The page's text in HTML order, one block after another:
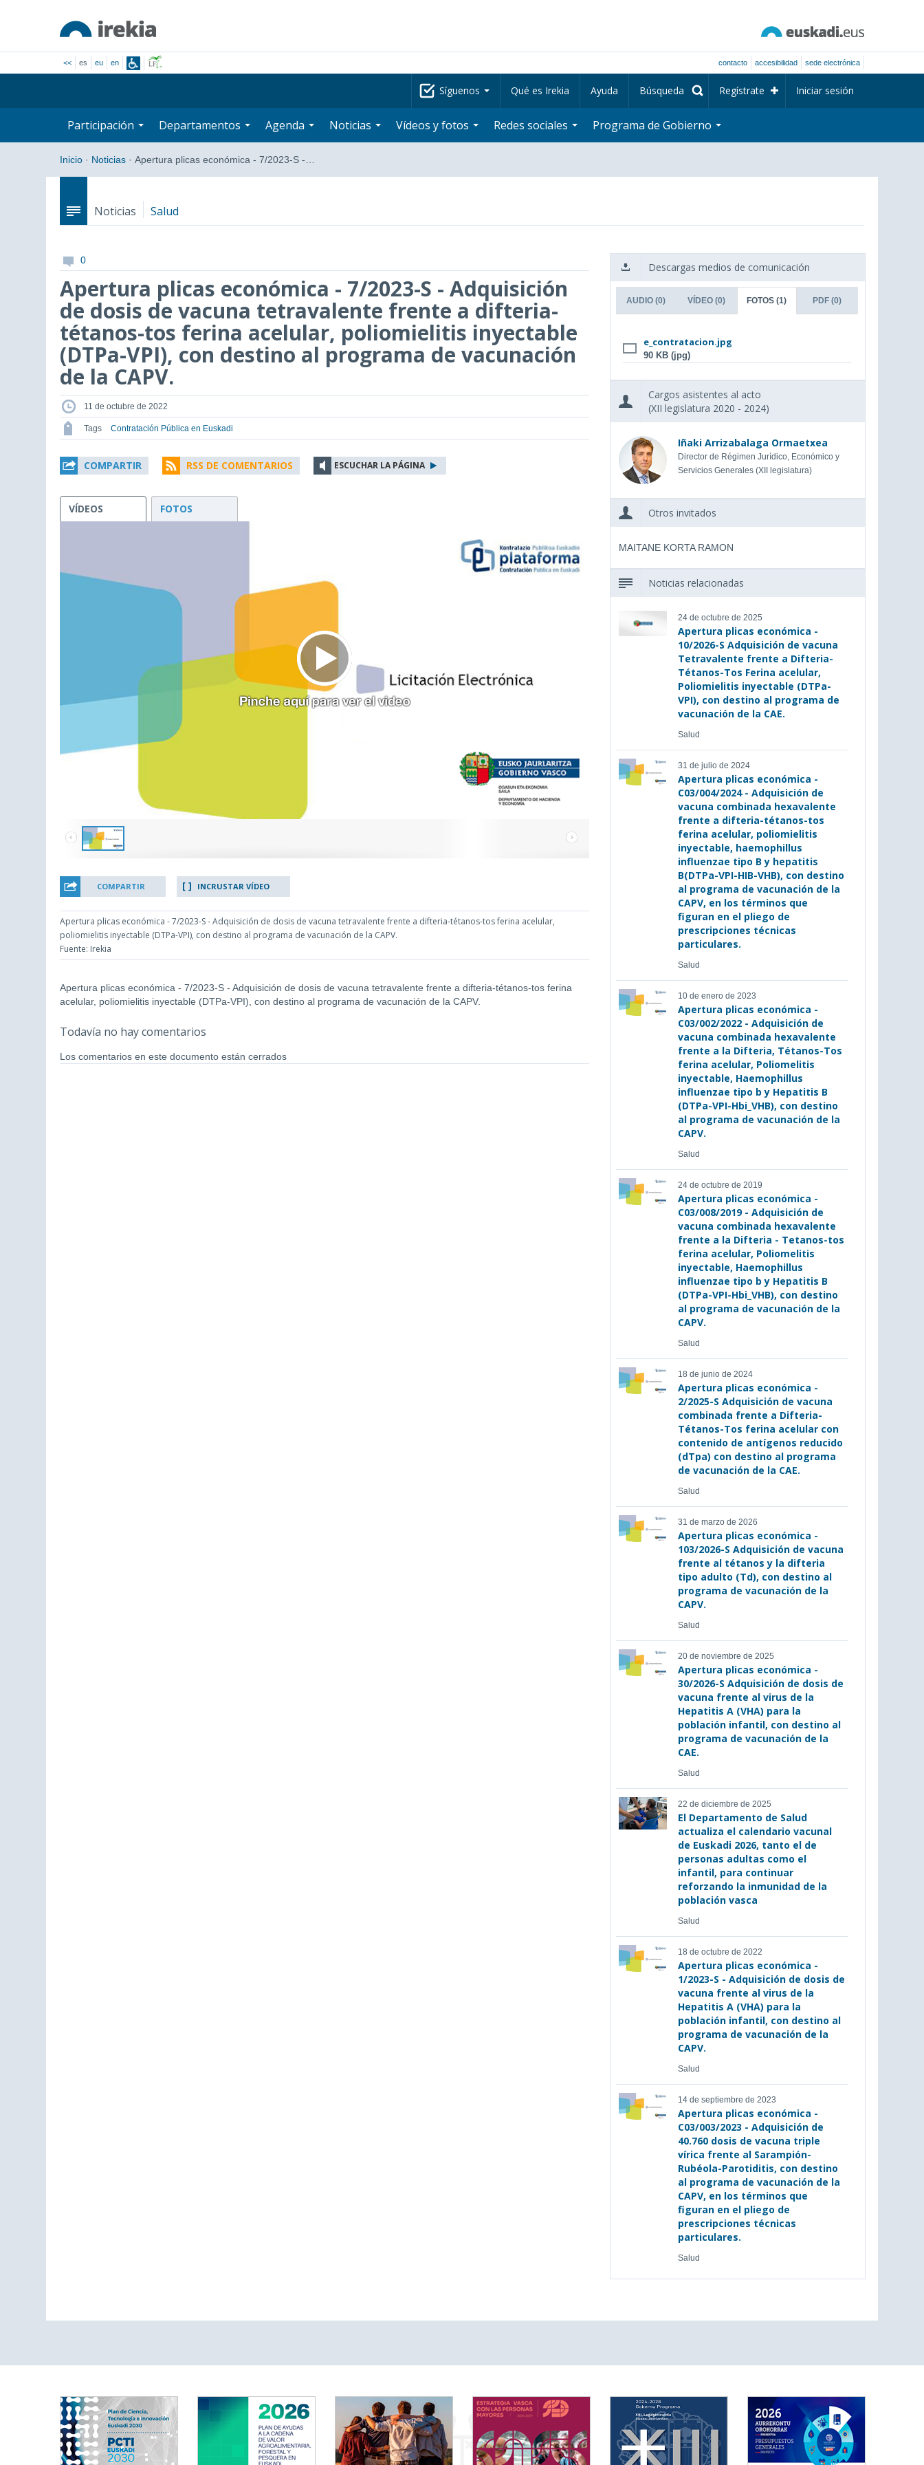
<< es eu en contacto accesibilidad sede electrónica
Síguenos Qué es Irekia Ayuda Búsqueda Regístrate Iniciar sesión
Participación Departamentos Agenda Noticias Vídeos y fotos Redes sociales Programa de Gobierno
Inicio · Noticias · Apertura plicas económica - 7/2023-S -…
Noticias Salud
0
Apertura plicas económica - 7/2023-S - Adquisición
de dosis de vacuna tetravalente frente a difteria-
tétanos-tos ferina acelular, poliomielitis inyectable
(DTPa-VPI), con destino al programa de vacunación
de la CAPV.
11 de octubre de 2022
Tags Contratación Pública en Euskadi
COMPARTIR RSS DE COMENTARIOS ESCUCHAR LA PÁGINA
VÍDEOS FOTOS
COMPARTIR INCRUSTAR VÍDEO
Apertura plicas económica - 7/2023-S - Adquisición de dosis de vacuna tetravalente frente a difteria-tétanos-tos ferina acelular,
poliomielitis inyectable (DTPa-VPI), con destino al programa de vacunación de la CAPV.
Fuente: Irekia
Apertura plicas económica - 7/2023-S - Adquisición de dosis de vacuna tetravalente frente a difteria-tétanos-tos ferina
acelular, poliomielitis inyectable (DTPa-VPI), con destino al programa de vacunación de la CAPV.
Todavía no hay comentarios
Los comentarios en este documento están cerrados
Descargas medios de comunicación
AUDIO(0) VÍDEO(0) FOTOS (1) PDF (0)
e_contratacion.jpg
90 KB (jpg)
Cargos asistentes al acto
(XII legislatura 2020 - 2024)
Iñaki Arrizabalaga Ormaetxea
Director de Régimen Jurídico, Económico y
Servicios Generales (XII legislatura)
Otros invitados
MAITANE KORTA RAMON
Noticias relacionadas
24 de octubre de 2025
Apertura plicas económica -
10/2026-S Adquisición de vacuna
Tetravalente frente a Difteria-
Tétanos-Tos Ferina acelular,
Poliomielitis inyectable (DTPa-
VPI), con destino al programa de
vacunación de la CAE.
Salud
31 de julio de 2024
Apertura plicas económica -
C03/004/2024 - Adquisición de
vacuna combinada hexavalente
frente a difteria-tétanos-tos
ferina acelular, poliomielitis
inyectable, haemophillus
influenzae tipo B y hepatitis
B(DTPa-VPI-HIB-VHB), con destino
al programa de vacunación de la
CAPV, en los términos que
figuran en el pliego de
prescripciones técnicas
particulares.
Salud
10 de enero de 2023
Apertura plicas económica -
C03/002/2022 - Adquisición de
vacuna combinada hexavalente
frente a la Difteria, Tétanos-Tos
ferina acelular, Poliomelitis
inyectable, Haemophillus
influenzae tipo b y Hepatitis B
(DTPa-VPI-Hbi_VHB), con destino
al programa de vacunación de la
CAPV.
Salud
24 de octubre de 2019
Apertura plicas económica -
C03/008/2019 - Adquisición de
vacuna combinada hexavalente
frente a la Difteria - Tetanos-tos
ferina acelular, Poliomelitis
inyectable, Haemophillus
influenzae tipo b y Hepatitis B
(DTPa-VPI-Hbi_VHB), con destino
al programa de vacunación de la
CAPV.
Salud
18 de junio de 2024
Apertura plicas económica -
2/2025-S Adquisición de vacuna
combinada frente a Difteria-
Tétanos-Tos ferina acelular con
contenido de antígenos reducido
(dTpa) con destino al programa
de vacunación de la CAE.
Salud
31 de marzo de 2026
Apertura plicas económica -
103/2026-S Adquisición de vacuna
frente al tétanos y la difteria
tipo adulto (Td), con destino al
programa de vacunación de la
CAPV.
Salud
20 de noviembre de 2025
Apertura plicas económica -
30/2026-S Adquisición de dosis de
vacuna frente al virus de la
Hepatitis A (VHA) para la
población infantil, con destino al
programa de vacunación de la
CAE.
Salud
22 de diciembre de 2025
El Departamento de Salud
actualiza el calendario vacunal
de Euskadi 2026, tanto el de
personas adultas como el
infantil, para continuar
reforzando la inmunidad de la
población vasca
Salud
18 de octubre de 2022
Apertura plicas económica -
1/2023-S - Adquisición de dosis de
vacuna frente al virus de la
Hepatitis A (VHA) para la
población infantil, con destino al
programa de vacunación de la
CAPV.
Salud
14 de septiembre de 2023
Apertura plicas económica -
C03/003/2023 - Adquisición de
40.760 dosis de vacuna triple
vírica frente al Sarampión-
Rubéola-Parotiditis, con destino
al programa de vacunación de la
CAPV, en los términos que
figuran en el pliego de
prescripciones técnicas
particulares.
Salud